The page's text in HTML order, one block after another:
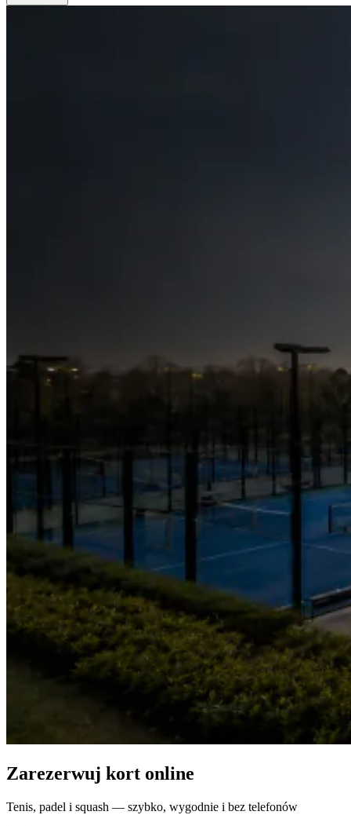
Zarezerwuj kort online
Tenis, padel i squash — szybko, wygodnie i bez telefonów